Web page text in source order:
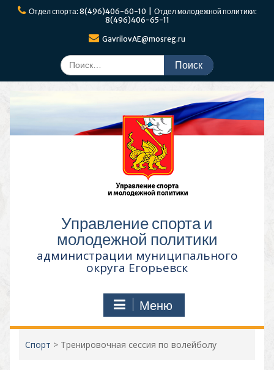
ПерейтиОтдел спорта: 8(496)406-60-10 | Отдел молодежной политики:
8(496)406-65-11
GavrilovAE@mosreg.ru
Поиск
по:
Управление спорта и
молодежной политики
администрации муниципального
округа Егорьевск
Меню
Спорт > Тренировочная сессия по волейболу